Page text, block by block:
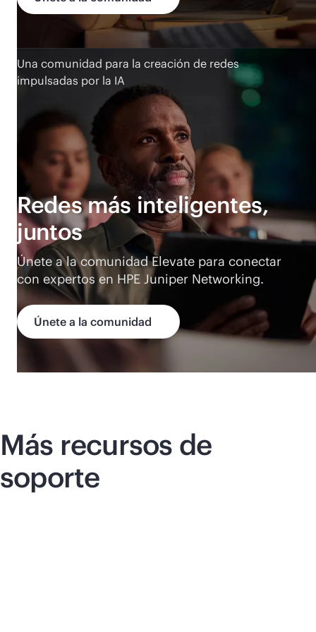
Una comunidad para la creación de redes
impulsadas por la IA
Redes más inteligentes,
juntos
Únete a la comunidad Elevate para conectar
con expertos en HPE Juniper Networking.
Únete a la comunidad
Más recursos de
soporte